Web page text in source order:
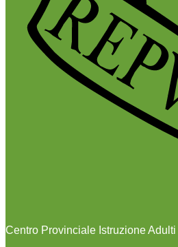
Centro Provinciale Istruzione Adulti